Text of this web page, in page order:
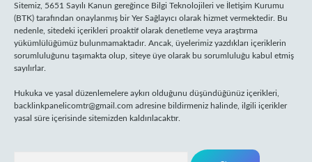
Sitemiz, 5651 Sayılı Kanun gereğince Bilgi Teknolojileri ve İletişim Kurumu
(BTK) tarafından onaylanmış bir Yer Sağlayıcı olarak hizmet vermektedir. Bu
nedenle, sitedeki içerikleri proaktif olarak denetleme veya araştırma
yükümlülüğümüz bulunmamaktadır. Ancak, üyelerimiz yazdıkları içeriklerin
sorumluluğunu taşımakta olup, siteye üye olarak bu sorumluluğu kabul etmiş
sayılırlar.
Hukuka ve yasal düzenlemelere aykırı olduğunu düşündüğünüz içerikleri,
backlinkpanelicomtr@gmail.com adresine bildirmeniz halinde, ilgili içerikler
yasal süre içerisinde sitemizden kaldırılacaktır.